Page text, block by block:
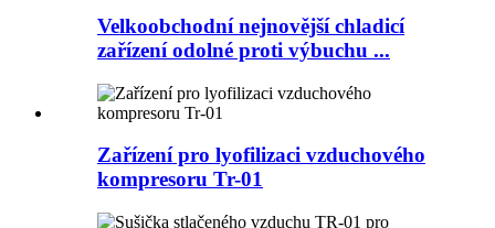
Velkoobchodní nejnovější chladicí
zařízení odolné proti výbuchu ...
Zařízení pro lyofilizaci vzduchového
kompresoru Tr-01